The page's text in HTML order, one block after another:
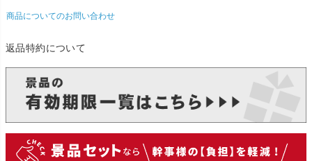
商品についてのお問い合わせ
返品特約について